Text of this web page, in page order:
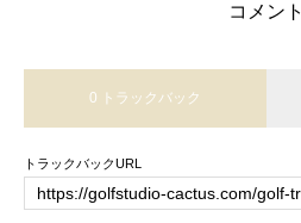
コメント
0 トラックバック
トラックバックURL